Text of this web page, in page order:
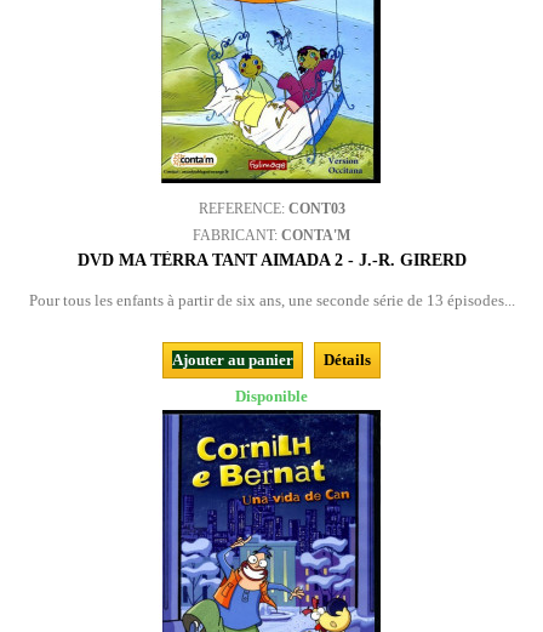
REFERENCE: CONT03
FABRICANT: CONTA'M
DVD MA TÈRRA TANT AIMADA 2 - J.-R. GIRERD
Pour tous les enfants à partir de six ans, une seconde série de 13 épisodes...
Ajouter au panier
Détails
Disponible